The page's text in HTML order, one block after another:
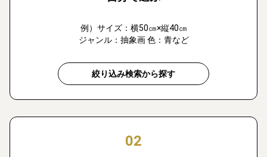
例）サイズ：横50㎝×縦40㎝
ジャンル：抽象画 色：青など
絞り込み検索から探す
02